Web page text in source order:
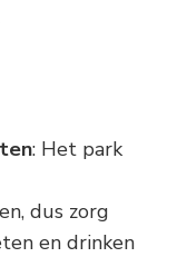
: Het park
dus zorg
en drinken